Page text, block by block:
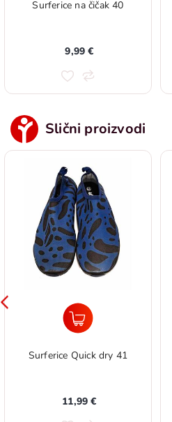
Surferice na čičak 40
9,99 €
Slični proizvodi
Surferice Quick dry 41
11,99 €